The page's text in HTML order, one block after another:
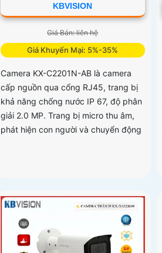
KBVISION
Giá Bán: liên hệ
Giá Khuyến Mại: 5%-35%
Camera KX-C2201N-AB là camera
cấp nguồn qua cổng RJ45, trang bị
khả năng chống nước IP 67, độ phân
giải 2.0 MP. Trang bị micro thu âm,
phát hiện con người và chuyển động